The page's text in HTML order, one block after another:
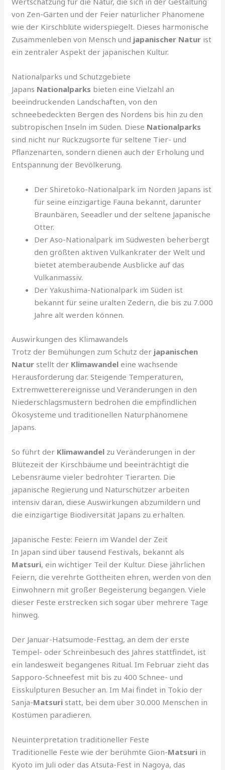
von Zen-Gärten und der Feier natürlicher Phänomene
wie der Kirschblüte widerspiegelt. Dieses harmonische
Zusammenleben von Mensch und japanischer Natur ist
ein zentraler Aspekt der japanischen Kultur.
Nationalparks und Schutzgebiete
Japans Nationalparks bieten eine Vielzahl an
beeindruckenden Landschaften, von den
schneebedeckten Bergen des Nordens bis hin zu den
subtropischen Inseln im Süden. Diese Nationalparks
sind nicht nur Rückzugsorte für seltene Tier- und
Pflanzenarten, sondern dienen auch der Erholung und
Entspannung der Bevölkerung.
Der Shiretoko-Nationalpark im Norden Japans ist
für seine einzigartige Fauna bekannt, darunter
Braunbären, Seeadler und der seltene Japanische
Otter.
Der Aso-Nationalpark im Südwesten beherbergt
den größten aktiven Vulkankrater der Welt und
bietet atemberaubende Ausblicke auf das
Vulkanmassiv.
Der Yakushima-Nationalpark im Süden ist
bekannt für seine uralten Zedern, die bis zu 7.000
Jahre alt werden können.
Auswirkungen des Klimawandels
Trotz der Bemühungen zum Schutz der japanischen
Natur stellt der Klimawandel eine wachsende
Herausforderung dar. Steigende Temperaturen,
Extremwetterereignisse und Veränderungen in den
Niederschlagsmustern bedrohen die empfindlichen
Ökosysteme und traditionellen Naturphänomene
Japans.
So führt der Klimawandel zu Veränderungen in der
Blütezeit der Kirschbäume und beeinträchtigt die
Lebensräume vieler bedrohter Tierarten. Die
japanische Regierung und Naturschützer arbeiten
intensiv daran, diese Auswirkungen abzumildern und
die einzigartige Biodiversität Japans zu erhalten.
Japanische Feste: Feiern im Wandel der Zeit
In Japan sind über tausend Festivals, bekannt als
Matsuri, ein wichtiger Teil der Kultur. Diese jährlichen
Feiern, die verehrte Gottheiten ehren, werden von den
Einwohnern mit großer Begeisterung begangen. Viele
dieser Feste erstrecken sich sogar über mehrere Tage
hinweg.
Der Januar-Hatsumode-Festtag, an dem der erste
Tempel- oder Schreinbesuch des Jahres stattfindet, ist
ein landesweit begangenes Ritual. Im Februar zieht das
Sapporo-Schneefest mit bis zu 400 Schnee- und
Eisskulpturen Besucher an. Im Mai findet in Tokio der
Sanja-Matsuri statt, bei dem über 30.000 Menschen in
Kostümen paradieren.
Neuinterpretation traditioneller Feste
Traditionelle Feste wie der berühmte Gion-Matsuri in
Kyoto im Juli oder das Atsuta-Fest in Nagoya, das